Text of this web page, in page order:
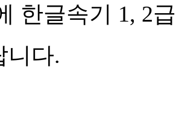
한글속기 1, 2
니다.